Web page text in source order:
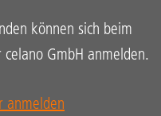
können sich beim
GmbH anmelden.
anmelden